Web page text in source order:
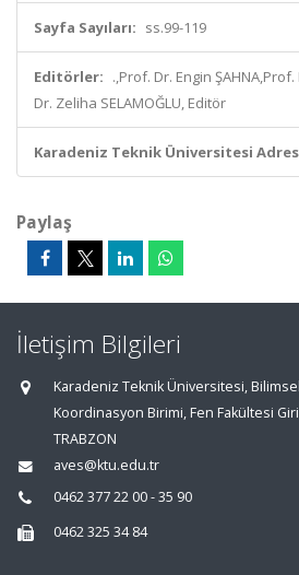
Sayfa Sayıları: ss.99-119
Editörler: .,Prof. Dr. Engin
Dr. Zeliha SELAMOĞLU, Editör
Karadeniz Teknik Üniversitesi
Paylaş
İletişim Bilgileri
Karadeniz Teknik Üniversitesi,
Koordinasyon Birimi, Fen Fakültesi
TRABZON
aves@ktu.edu.tr
0462 377 22 00 - 35 90
0462 325 34 84